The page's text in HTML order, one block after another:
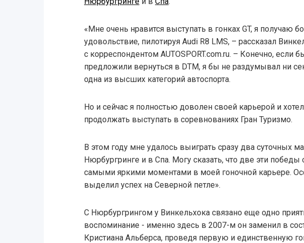
«Мне очень нравится выступать в гонках GT, я получаю
удовольствие, пилотируя Audi R8 LMS, – рассказал
с корреспондентом AUTOSPORT.com.ru. – Конечно, если
предложили вернуться в DTM, я бы не раздумывал ни
одна из высших категорий автоспорта.
Но и сейчас я полностью доволен своей карьерой и
продолжать выступать в соревнованиях Гран Туризмо.
В этом году мне удалось выиграть сразу два суточных
Нюрбургринге и в Спа. Могу сказать, что две эти победы
самыми яркими моментами в моей гоночной карьере.
выделил успех на Северной петле».
С Нюрбургрингом у Винкельхока связано еще одно
воспоминание - именно здесь в 2007-м он заменил в
Кристиана Альберса, проведя первую и единственную